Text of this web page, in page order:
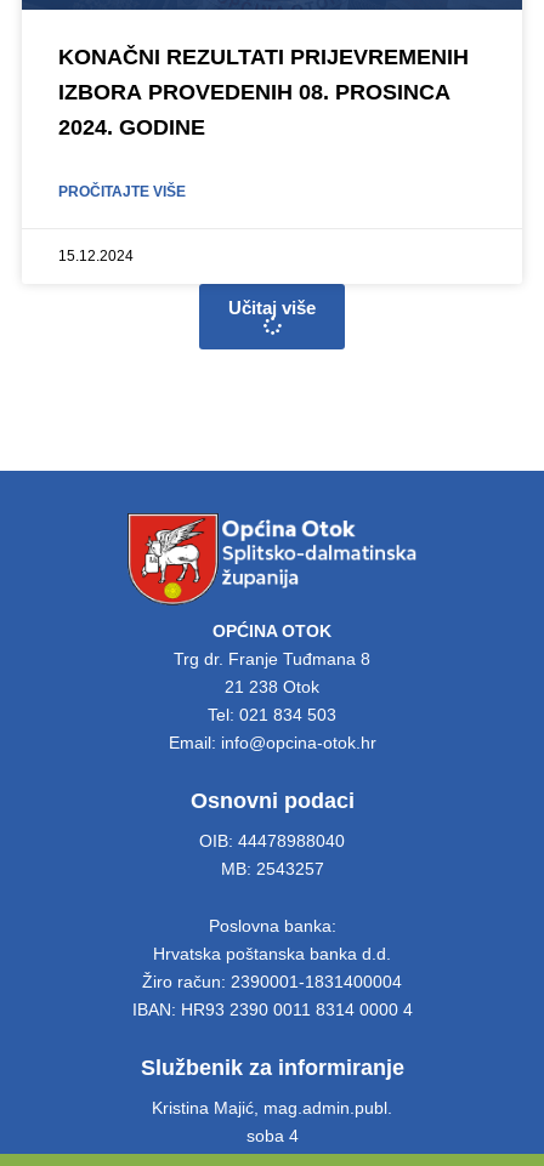
KONAČNI REZULTATI PRIJEVREMENIH
IZBORA PROVEDENIH 08. PROSINCA
2024. GODINE
PROČITAJTE VIŠE
15.12.2024
Učitaj više
OPĆINA OTOK
Trg dr. Franje Tuđmana 8
21 238 Otok
Tel: 021 834 503
Email: info@opcina-otok.hr
Osnovni podaci
OIB: 44478988040
MB: 2543257
Poslovna banka:
Hrvatska poštanska banka d.d.
Žiro račun: 2390001-1831400004
IBAN: HR93 2390 0011 8314 0000 4
Službenik za informiranje
Kristina Majić, mag.admin.publ.
soba 4